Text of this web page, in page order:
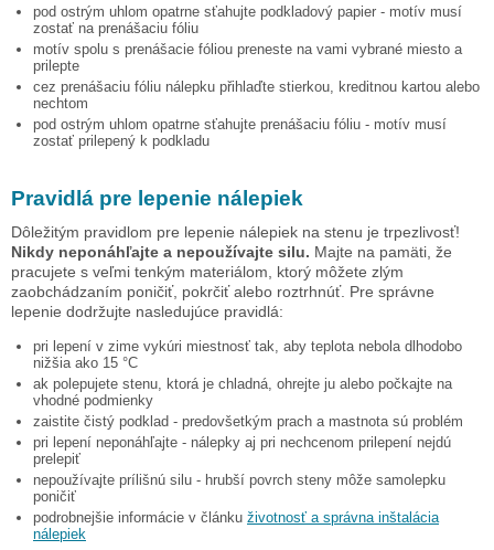
pod ostrým uhlom opatrne sťahujte podkladový papier - motív musí
zostať na prenášaciu fóliu
motív spolu s prenášacie fóliou preneste na vami vybrané miesto a
prilepte
cez prenášaciu fóliu nálepku přihlaďte stierkou, kreditnou kartou alebo
nechtom
pod ostrým uhlom opatrne sťahujte prenášaciu fóliu - motív musí
zostať prilepený k podkladu
Pravidlá pre lepenie nálepiek
Dôležitým pravidlom pre lepenie nálepiek na stenu je trpezlivosť!
Nikdy neponáhľajte a nepoužívajte silu. Majte na pamäti, že
pracujete s veľmi tenkým materiálom, ktorý môžete zlým
zaobchádzaním poničiť, pokrčiť alebo roztrhnúť. Pre správne
lepenie dodržujte nasledujúce pravidlá:
pri lepení v zime vykúri miestnosť tak, aby teplota nebola dlhodobo
nižšia ako 15 °C
ak polepujete stenu, ktorá je chladná, ohrejte ju alebo počkajte na
vhodné podmienky
zaistite čistý podklad - predovšetkým prach a mastnota sú problém
pri lepení neponáhľajte - nálepky aj pri nechcenom prilepení nejdú
prelepiť
nepoužívajte prílišnú silu - hrubší povrch steny môže samolepku
poničiť
podrobnejšie informácie v článku životnosť a správna inštalácia
nálepiek